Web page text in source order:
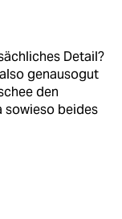
Detail?
genausogut
den
sowieso beides